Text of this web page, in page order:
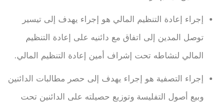
إجراء إعادة التنظيم المالي هو إجراء يهدف إلى تيسير
توصل المدين إلى اتفاق مع دائنيه على إعادة التنظيم
المالي لنشاطه تحت إشراف أمين إعادة التنظيم المالي.
إجراء التصفية هو إجراء يهدف إلى حصر مطالبات الدائنين
وبيع أصول التفليسة وتوزيع حصيلته على الدائنين تحت